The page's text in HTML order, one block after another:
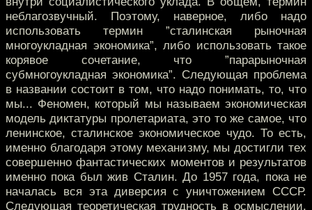
неблагозвучный. Поэтому, наверное, либо надо
использовать термин ”сталинская рыночная
многоукладная экономика”, либо использовать такое
корявое сочетание, что ”парарыночная
субмногоукладная экономика”. Следующая проблема
в названии состоит в том, что надо понимать, то, что
мы... Феномен, который мы называем экономическая
модель диктатуры пролетариата, это то же самое, что
ленинское, сталинское экономическое чудо. То есть,
именно благодаря этому механизму, мы достигли тех
совершенно фантастических моментов и результатов
именно пока был жив Сталин. До 1957 года, пока не
началась вся эта диверсия с уничтожением СССР.
Следующая теоретическая трудность в осмыслении.